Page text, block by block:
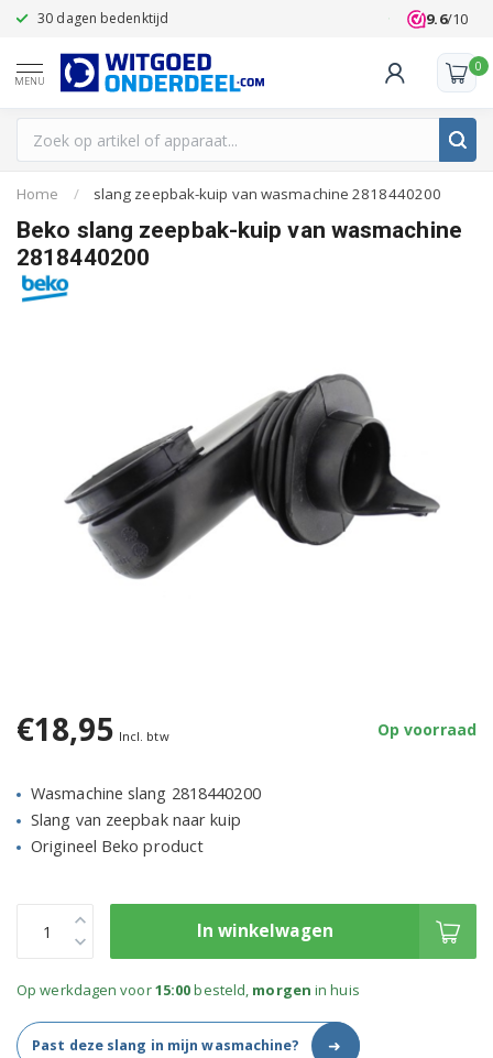
30 dagen bedenktijd Klanten
9.6/10
MENU
0
Home / slang zeepbak-kuip van wasmachine 2818440200
Beko slang zeepbak-kuip van wasmachine
2818440200
€18,95 Incl. btw Op voorraad
Wasmachine slang 2818440200
Slang van zeepbak naar kuip
Origineel Beko product
In winkelwagen
Op werkdagen voor15:00besteld, morgen in huis
Past deze slang in mijn wasmachine? ➜